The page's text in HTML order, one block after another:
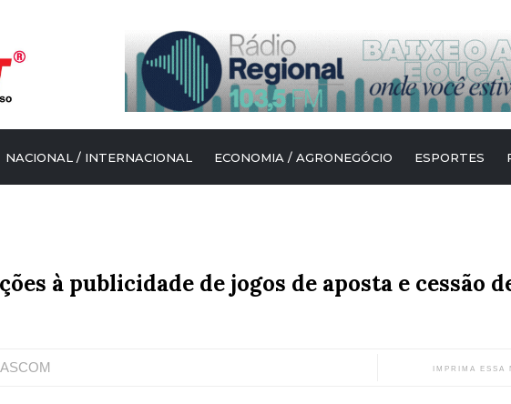
NACIONAL / INTERNACIONAL ECONOMIA / AGRONEGÓCIO ESPORTES
à publicidade de jogos de aposta e cessão
IMPRIMA